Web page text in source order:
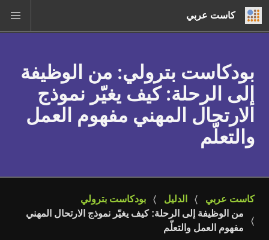
كاست عربي
بودكاست بترولي: من الوظيفة
إلى الرحلة: كيف يغيّر نموذج
الارتحال المهني مفهوم العمل
والتعلّم
كاست عربي الدليل
بودكاست بترولي
من الوظيفة إلى الرحلة: كيف يغيّر نموذج الارتحال المهني
مفهوم العمل والتعلّم